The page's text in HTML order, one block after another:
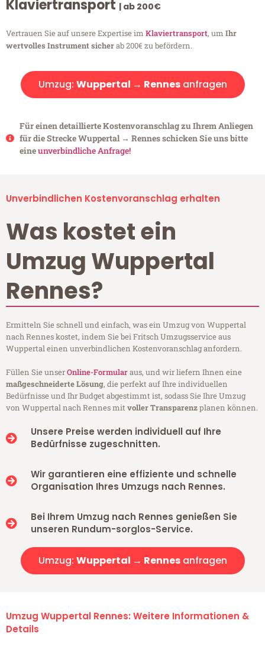
Klaviertransport | ab 200€
Vertrauen Sie auf unsere Expertise im Klaviertransport, um Ihr
wertvolles Instrument sicherab 200€ zu befördern.
Umzug: Wuppertal → Rennesanfragen
Für einen detaillierte Kostenvoranschlag zu Ihrem Anliegen
für die Strecke Wuppertal → Rennes schicken Sie uns bitte
eineunverbindliche Anfrage!
Unverbindlichen Kostenvoranschlag erhalten
Was kostet ein
Umzug Wuppertal
Rennes?
Ermitteln Sie schnell und einfach, was ein Umzug von Wuppertal
nach Rennes kostet, indem Sie bei Fritsch Umzugsservice aus
Wuppertal einen unverbindlichen Kostenvoranschlag anfordern.
Füllen Sie unserOnline-Formularaus, und wir liefern Ihnen eine
maßgeschneiderte Lösung, die perfekt auf Ihre individuellen
Bedürfnisse und Ihr Budget abgestimmt ist, sodass Sie Ihre Umzug
von Wuppertal nach Rennes mitvoller Transparenzplanen können.
Unsere Preise werden individuell auf Ihre
Bedürfnisse zugeschnitten.
Wir garantieren eine effiziente und schnelle
Organisation Ihres Umzugs nach Rennes.
Bei Ihrem Umzug nach Rennes genießen Sie
unseren Rundum-sorglos-Service.
Umzug: Wuppertal → Rennesanfragen
Umzug Wuppertal Rennes: Weitere Informationen &
Details